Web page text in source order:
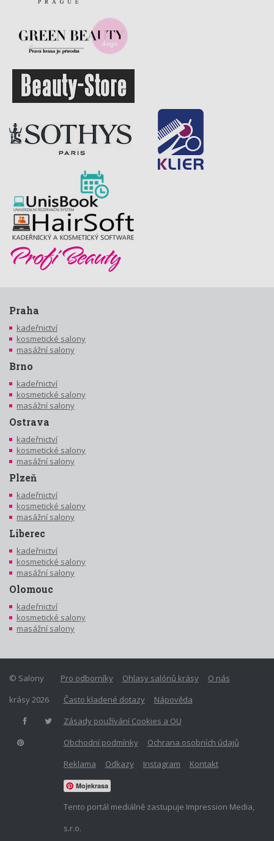
Praha
kadeřnictví
kosmetické salony
masážní salony
Brno
kadeřnictví
kosmetické salony
masážní salony
Ostrava
kadeřnictví
kosmetické salony
masážní salony
Plzeň
kadeřnictví
kosmetické salony
masážní salony
Liberec
kadeřnictví
kosmetické salony
masážní salony
Olomouc
kadeřnictví
kosmetické salony
masážní salony
Pro odborníky Ohlasy salónů krásy
O nás
Často kladené dotazy
Nápověda
Zásady používání Cookies a OU
Obchodní podmínky
Ochrana osobních údajů
Reklama
Odkazy Instagram Kontakt
Mojekrasa
Tento portál mediálně zastupuje Impression Media,
s.r.o.
© Salony
krásy 2026